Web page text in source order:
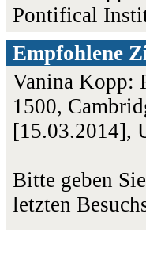
Pontifical
Empfohlene
Vanina Kopp:
1500,
[15.03.2014],
Bitte geben
letzten